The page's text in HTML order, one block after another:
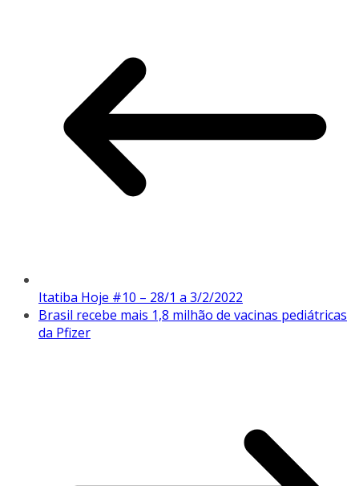
Itatiba Hoje #10 – 28/1 a 3/2/2022
Brasil recebe mais 1,8 milhão de vacinas pediátricas
da Pfizer